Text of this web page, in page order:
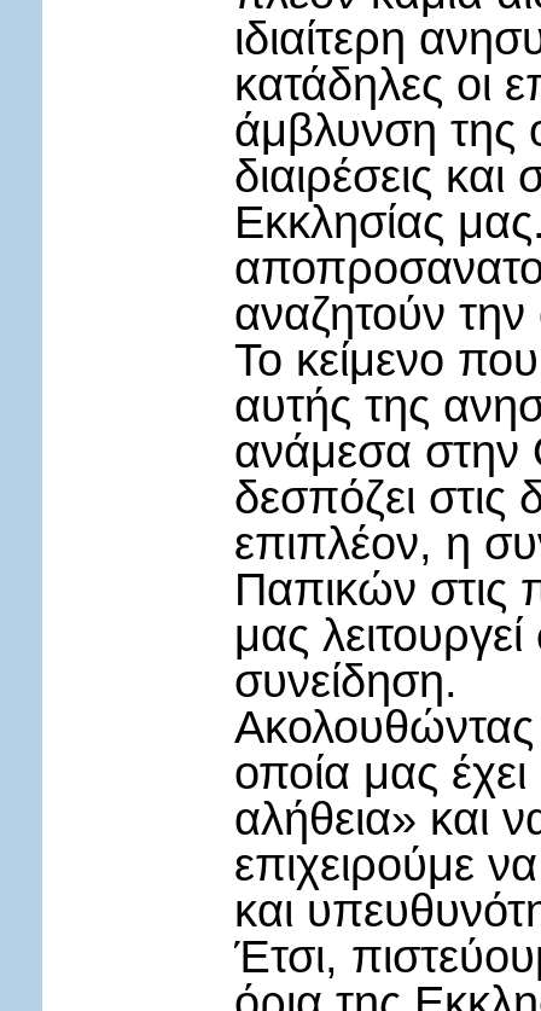
ιδιαίτερη
κατάδηλες οι
άμβλυνση της
διαιρέσεις
Εκκλησίας
αναζητούν την
Το κείμενο
αυτής της
ανάμεσα στην
δεσπόζει στις
επιπλέον, η
Παπικών στις
μας
συνείδηση.
οποία μας
αλήθεια» και
επιχειρούμε
και
Έτσι,